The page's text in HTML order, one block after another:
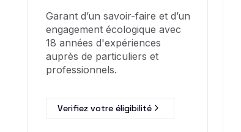
Garant d’un savoir-faire et d’un
engagement écologique avec
18 années d'expériences
auprès de particuliers et
professionnels.
Verifiez votre éligibilité